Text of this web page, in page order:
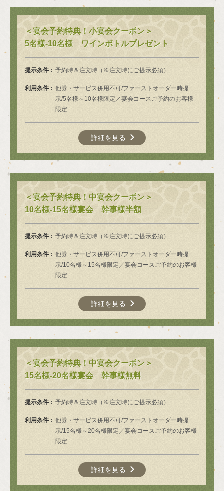
＜宴会予約特典！小宴会クーポン＞
5名様-10名様 ワインボトルプレゼント
提示条件 予約時＆注文時（※注文時にご提示必須）
利用条件
他券・サービス併用不可/ファーストオーダー時提
示/5名様～10名様限定／宴会コースご予約のお客様
限定
詳細を見る
＜宴会予約特典！中宴会クーポン＞
10名様-15名様宴会 幹事様半額
提示条件 予約時＆注文時（※注文時にご提示必須）
利用条件
他券・サービス併用不可/ファーストオーダー時提
示/10名様～15名様限定／宴会コースご予約のお客様
限定
詳細を見る
＜宴会予約特典！中宴会クーポン＞
15名様-20名様宴会 幹事様無料
提示条件 予約時＆注文時（※注文時にご提示必須）
利用条件
他券・サービス併用不可/ファーストオーダー時提
示/15名様～20名様限定／宴会コースご予約のお客様
限定
詳細を見る
この店舗情報をシェアする
兵庫県尼崎市南塚口町２丁目１６－２ 南塚口ビル２階
https://yakiniku-toranoyuya.owst.jp/coupons
お店情報をコピー